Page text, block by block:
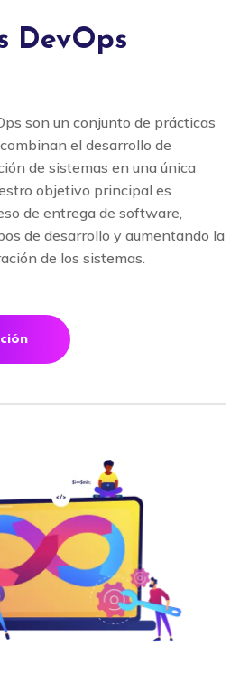
DevOps
son un conjunto de prácticas
el desarrollo de
de sistemas en una única
objetivo principal es
de entrega de software,
de desarrollo y aumentando la
de los sistemas.